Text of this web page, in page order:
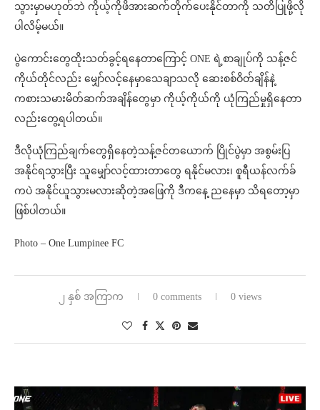
သွားမှာမဟုတ်ဘဲ ကိုယ့်ကိုဖိအားဆက်တိုက်ပေးနိုင်တာကို သတိပြုဖို့လို
ပါလိမ့်မယ်။
ပွဲကောင်းတွေထိုးသတ်ခွင့်ရနေတာကြောင့် ONE ရဲ့စာချုပ်ကို သန့်ဇင်
ကိုယ်တိုင်လည်း မျှော်လင့်နေမှာသေချာသလို ဆေးစစ်ဝိတ်ချိန်နဲ့
ကစားသမားမိတ်ဆက်အချိန်တွေမှာ ကိုယ့်ကိုယ်ကို ယုံကြည်မှုရှိနေတာ
လည်းတွေ့ရပါတယ်။
ဒီလိုယုံကြည်ချက်တွေရှိနေတဲ့သန့်ဇင်တယောက် ပြိုင်ပွဲမှာ အစွမ်းပြ
အနိုင်ရသွားပြီး သူမျှော်လင့်ထားတာတွေ ရနိုင်မလား၊ စူရီယန်လက်ခ်
ကပဲ အနိုင်ယူသွားမလားဆိုတဲ့အဖြေကို ဒီကနေ့ ညနေမှာ သိရတော့မှာ
ဖြစ်ပါတယ်။
Photo – One Lumpinee FC
၂ နှစ် အကြာက 0 comments 0 views